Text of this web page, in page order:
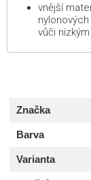
vnější
vůči
Značka
Barva
Varianta